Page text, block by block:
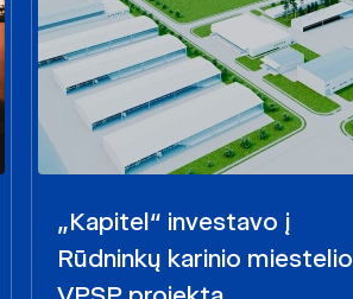
„Kapitel“ investavo į
Rūdninkų karinio miestelio